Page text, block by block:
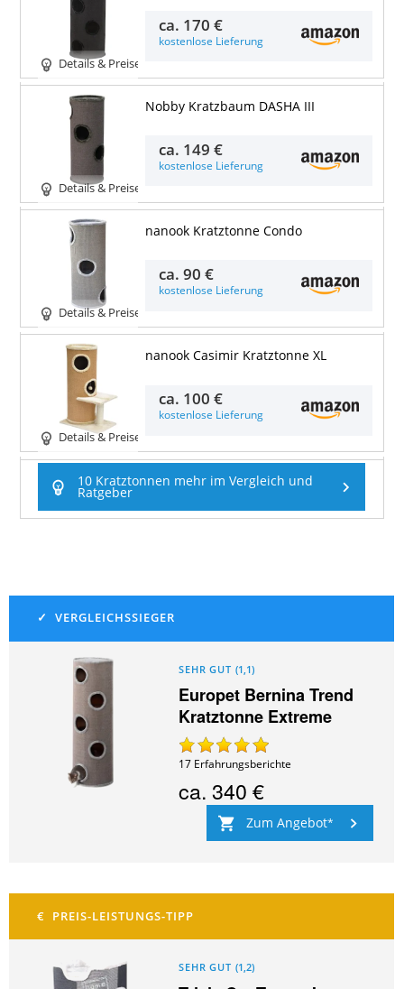
Details & Preise
ca. 170 €
kostenlose Lieferung
Details & Preise
Nobby Kratzbaum DASHA III
ca. 149 €
kostenlose Lieferung
Details & Preise
nanook Kratztonne Condo
ca.90 €
kostenlose Lieferung
Details & Preise
nanook Casimir Kratztonne XL
ca. 100 €
kostenlose Lieferung
10 Kratztonnen mehr im Vergleich und
Ratgeber
SEHR GUT (1,1)
Europet Bernina Trend
Kratztonne Extreme
17 Erfahrungsberichte
ca.340 €
Zum Angebot
SEHR GUT (1,2)